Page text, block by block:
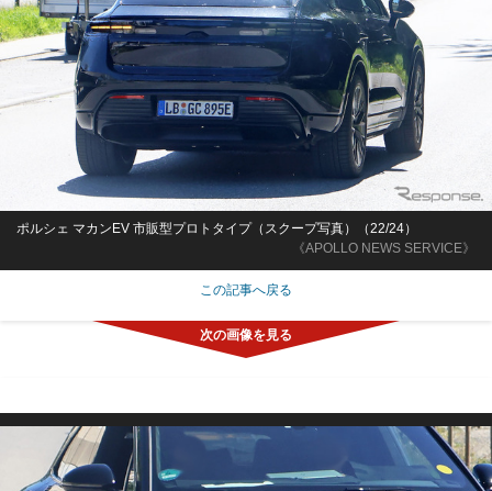
《APOLLO NEWS SERVICE》
ポルシェ マカンEV 市販型プロトタイプ（スクープ写真）（22/24）
この記事へ戻る